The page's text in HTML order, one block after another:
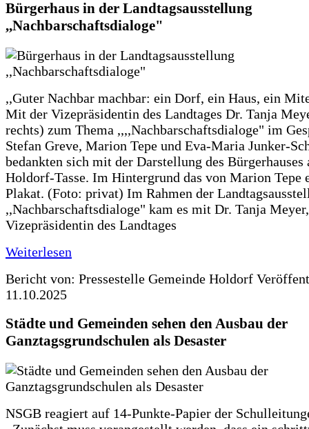
Bürgerhaus in der Landtagsausstellung
,,Nachbarschaftsdialoge"
,,Guter Nachbar machbar: ein Dorf, ein Haus, ein
Mit der Vizepräsidentin des Landtages Dr. Tanja
rechts) zum Thema ,,,,Nachbarschaftsdialoge" im
Stefan Greve, Marion Tepe und Eva-Maria Junker-
bedankten sich mit der Darstellung des Bürgerhauses
Holdorf-Tasse. Im Hintergrund das von Marion Tepe
Plakat. (Foto: privat) Im Rahmen der
,,Nachbarschaftsdialoge" kam es mit Dr. Tanja Meyer,
Vizepräsidentin des Landtages
Weiterlesen
Bericht von: Pressestelle Gemeinde Holdorf
11.10.2025
Städte und Gemeinden sehen den Ausbau der
Ganztagsgrundschulen als Desaster
NSGB reagiert auf 14-Punkte-Papier der